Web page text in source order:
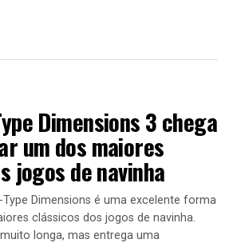
Para
com os
Marvel
Dimensions 3 chega
um dos maiores
jogos de navinha
Dimensions é uma excelente forma
clássicos dos jogos de navinha.
longa, mas entrega uma